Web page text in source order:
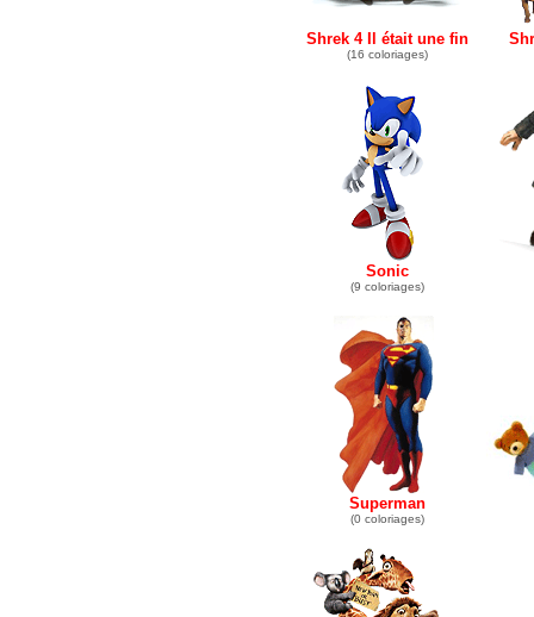
Shrek 4 Il était une fin
(16 coloriages)
Sonic
(9 coloriages)
Superman
(0 coloriages)